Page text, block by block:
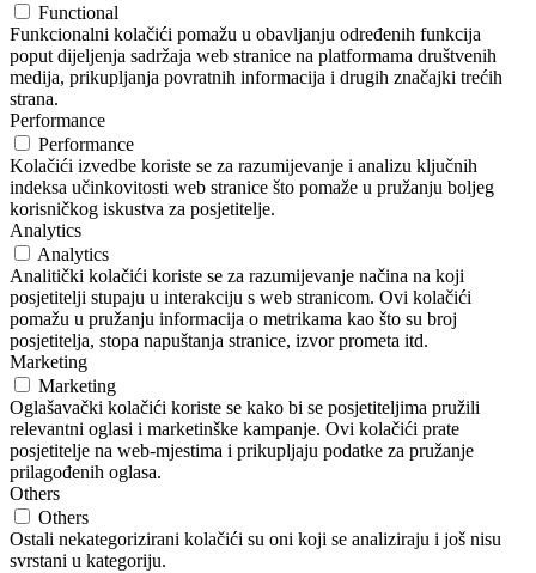
Functional
Funkcionalni kolačići pomažu u obavljanju određenih funkcija
poput dijeljenja sadržaja web stranice na platformama društvenih
medija, prikupljanja povratnih informacija i drugih značajki trećih
strana.
Performance
Performance
Kolačići izvedbe koriste se za razumijevanje i analizu ključnih
indeksa učinkovitosti web stranice što pomaže u pružanju boljeg
korisničkog iskustva za posjetitelje.
Analytics
Analytics
Analitički kolačići koriste se za razumijevanje načina na koji
posjetitelji stupaju u interakciju s web stranicom. Ovi kolačići
pomažu u pružanju informacija o metrikama kao što su broj
posjetitelja, stopa napuštanja stranice, izvor prometa itd.
Marketing
Marketing
Oglašavački kolačići koriste se kako bi se posjetiteljima pružili
relevantni oglasi i marketinške kampanje. Ovi kolačići prate
posjetitelje na web-mjestima i prikupljaju podatke za pružanje
prilagođenih oglasa.
Others
Others
Ostali nekategorizirani kolačići su oni koji se analiziraju i još nisu
svrstani u kategoriju.